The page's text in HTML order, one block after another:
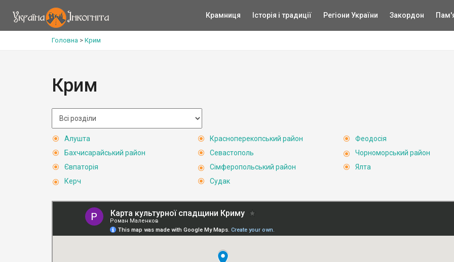
Крамниця Історія і традиції Регіони України Закордон
Головна > Крим
Крим
Алушта
Бахчисарайський район
Євпаторія
Керч
Красноперекопський район
Севастополь
Сімферопольський район
Судак
Феодосія
Чорноморський район
Ялта